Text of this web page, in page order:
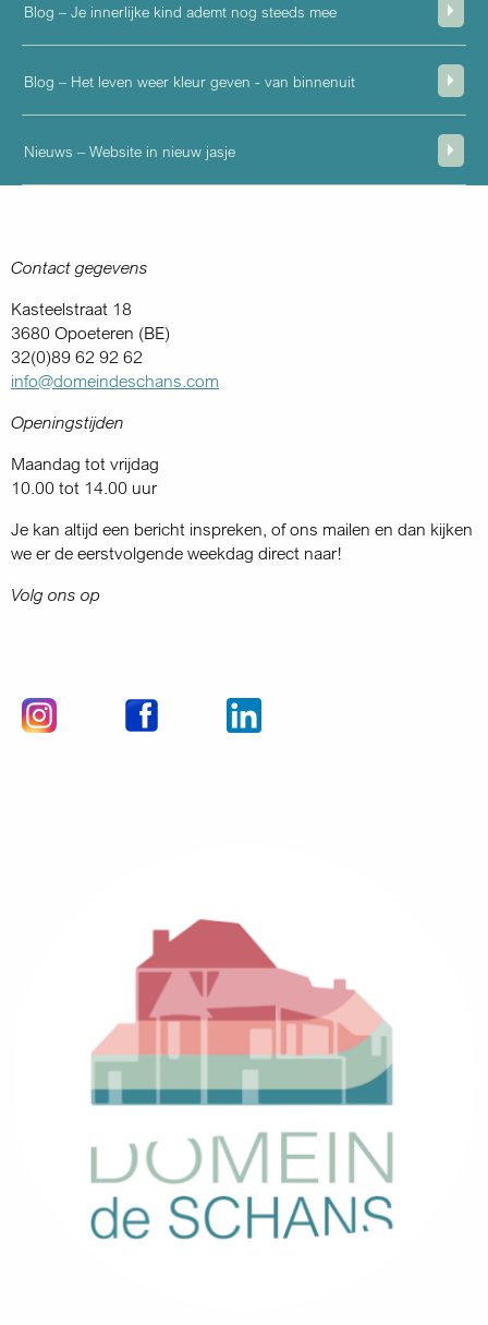
Blog – Je innerlijke kind ademt nog steeds mee
Blog – Het leven weer kleur geven - van binnenuit
Nieuws – Website in nieuw jasje
Contact gegevens
Kasteelstraat 18
3680 Opoeteren (BE)
32(0)89 62 92 62
info@domeindeschans.com
Openingstijden
Maandag tot vrijdag
10.00 tot 14.00 uur
Je kan altijd een bericht inspreken, of ons mailen en dan kijken
we er de eerstvolgende weekdag direct naar!
Volg ons op